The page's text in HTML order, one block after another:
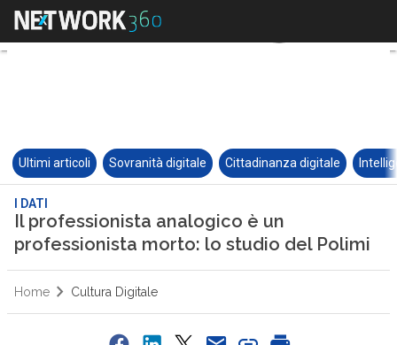
Ultimi articoli Sovranità digitale Cittadinanza digitale
I DATI
Il professionista analogico è un
professionista morto: lo studio del Polimi
Home Cultura Digitale